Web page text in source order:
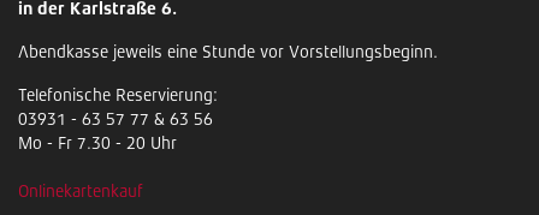
in der Karlstraße 6.
Abendkasse jeweils eine Stunde vor Vorstellungsbeginn.
Telefonische Reservierung:
03931 - 63 57 77 & 63 56
Mo - Fr 7.30 - 20 Uhr
Onlinekartenkauf